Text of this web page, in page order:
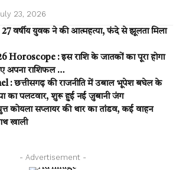
23, 2026
वर्षीय युवक ने की आत्महत्या, फंदे से झूलता मिला
Horoscope : इस राशि के जातकों का पूरा होगा
अपना राशिफल …
: छत्तीसगढ़ की राजनीति में उबाल भूपेश बघेल के
का पलटवार, शुरू हुई नई जुबानी जंग
कोयला सप्लायर की थार का तांडव, कई वाहन
खाली
- Advertisement -